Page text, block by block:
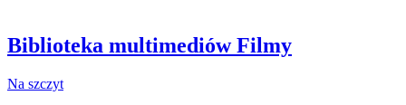
Biblioteka multimediówFilmy
Na szczyt